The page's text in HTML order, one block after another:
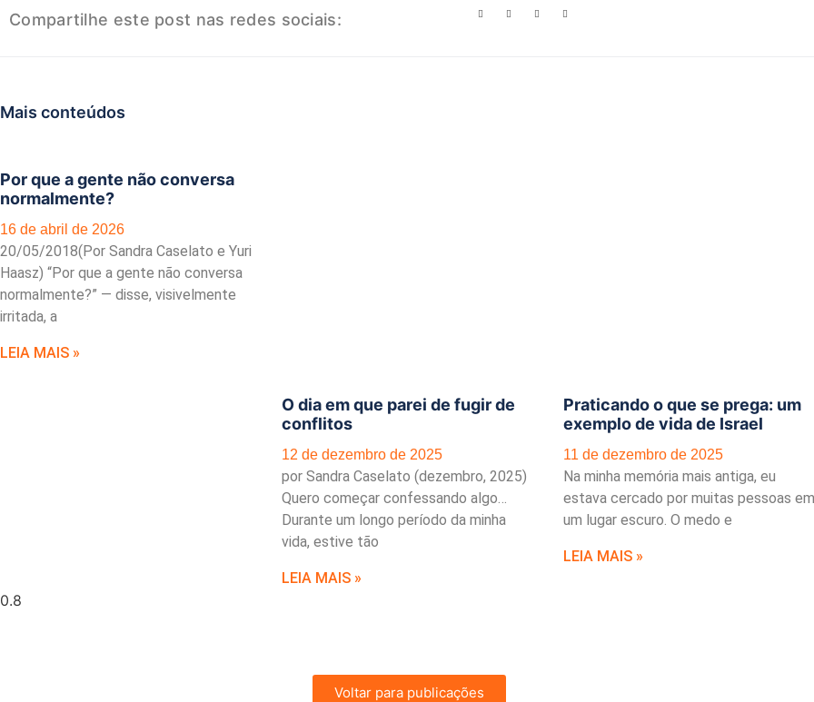
Compartilhe este post nas redes sociais:
Mais conteúdos
Por que a gente não conversa
normalmente?
16 de abril de 2026
20/05/2018(Por Sandra Caselato e Yuri
Haasz) “Por que a gente não conversa
normalmente?” — disse, visivelmente
irritada, a
LEIA MAIS »
O dia em que parei de fugir de
conflitos
12 de dezembro de 2025
por Sandra Caselato (dezembro, 2025)
Quero começar confessando algo…
Durante um longo período da minha
vida, estive tão
LEIA MAIS »
Praticando o que se prega: um
exemplo de vida de Israel
11 de dezembro de 2025
Na minha memória mais antiga, eu
estava cercado por muitas pessoas em
um lugar escuro. O medo e
LEIA MAIS »
Voltar para publicações